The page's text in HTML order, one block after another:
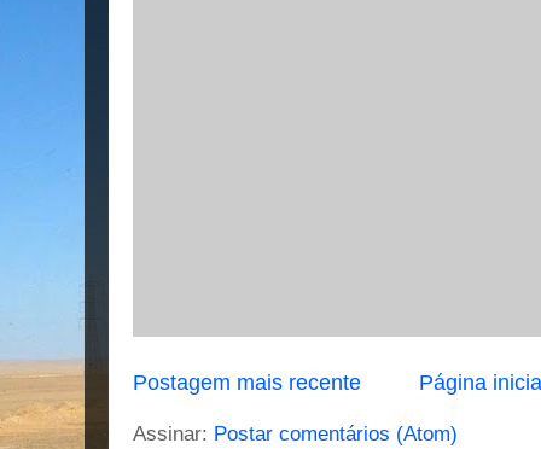
Postagem mais recente Página
Assinar: Postar comentários (Atom)